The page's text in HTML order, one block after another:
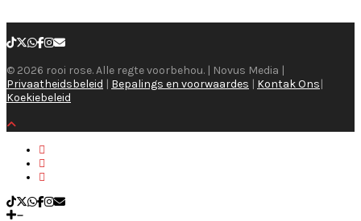
© 2026 rooi rose. Alle regte voorbehou. | Novus Media |
Privaatheidsbeleid | Bepalings en voorwaardes | Kontak Ons|
Koekiebeleid